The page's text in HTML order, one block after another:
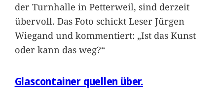
der Turnhalle in Petterweil, sind derzeit
übervoll. Das Foto schickt Leser Jürgen
Wiegand und kommentiert: „Ist das Kunst
oder kann das weg?“
Glascontainer quellen über.